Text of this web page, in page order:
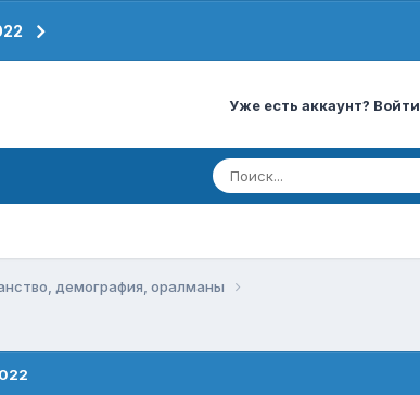
Уже есть аккаунт? Войти
демография, оралманы